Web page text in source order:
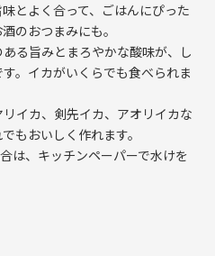
とよく合って、ごはんにぴった
のおつまみにも。
る旨みとまろやかな酸味が、し
。イカがいくらでも食べられま
イカ、剣先イカ、アオリイカな
もおいしく作れます。
は、キッチンペーパーで水けを